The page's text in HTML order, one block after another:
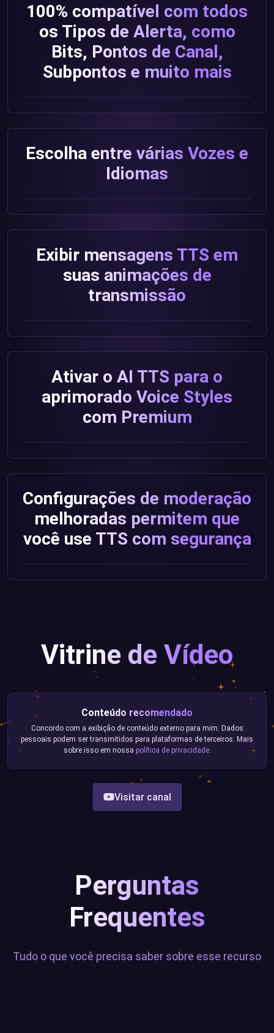
100% compatível com todos
os Tipos de Alerta, como
Bits, Pontos de Canal,
Subpontos e muito mais
Escolha entre várias Vozes e
Idiomas
Exibir mensagens TTS em
suas animações de
transmissão
Ativar o AI TTS para o
aprimorado Voice Styles
com Premium
Configurações de moderação
melhoradas permitem que
você use TTS com segurança
Vitrine de Vídeo
Conteúdo recomendado
Concordo com a exibição de conteúdo externo para mim. Dados
pessoais podem ser transmitidos para plataformas de terceiros. Mais
sobre isso em nossa política de privacidade.
Visitar canal
Perguntas
Frequentes
Tudo o que você precisa saber sobre esse recurso